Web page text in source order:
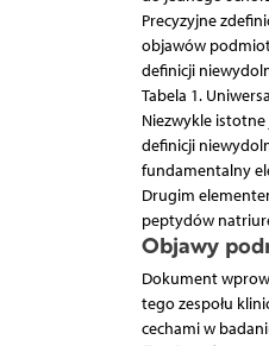
Precyzyjne
objawów
definicji
Tabela 1.
Niezwykle
definicji
fundamentalny
Drugim
peptydów
Objawy
Dokument
tego zespołu
cechami w